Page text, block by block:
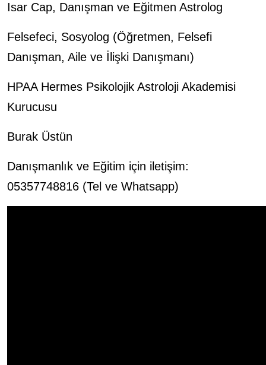
Isar Cap, Danışman ve Eğitmen Astrolog
Felsefeci, Sosyolog (Öğretmen, Felsefi
Danışman, Aile ve İlişki Danışmanı)
HPAA Hermes Psikolojik Astroloji Akademisi
Kurucusu
Burak Üstün
Danışmanlık ve Eğitim için iletişim:
05357748816 (Tel ve Whatsapp)